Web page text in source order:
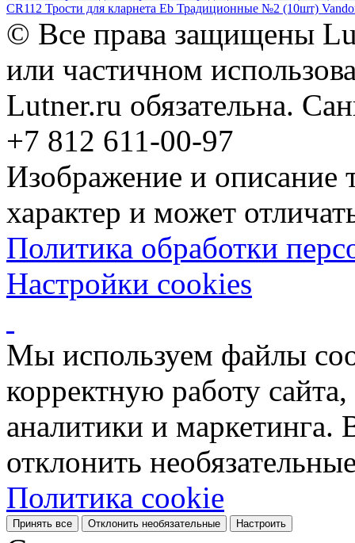
CR112 Трости для кларнета Eb Традиционные №2 (10шт)
© Все права защищены
или частичном
Lutner.ru обязательна.
+7 812 611-00-97
Изображение и описание
характер и может
Политика обработки
Настройки cookies
Мы используем файлы
корректную работу
аналитики и
отклонить
Политика cookie
Принять все Отклонить необязательные Настроить